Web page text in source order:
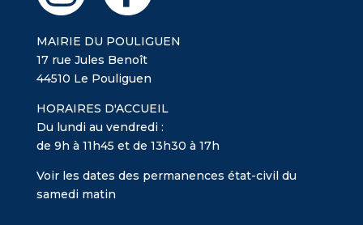
MAIRIE DU POULIGUEN
17 rue Jules Benoît
44510 Le Pouliguen
HORAIRES D'ACCUEIL
Du lundi au vendredi :
de 9h à 11h45 et de 13h30 à 17h
Voir les dates des permanences état-civil du
samedi matin